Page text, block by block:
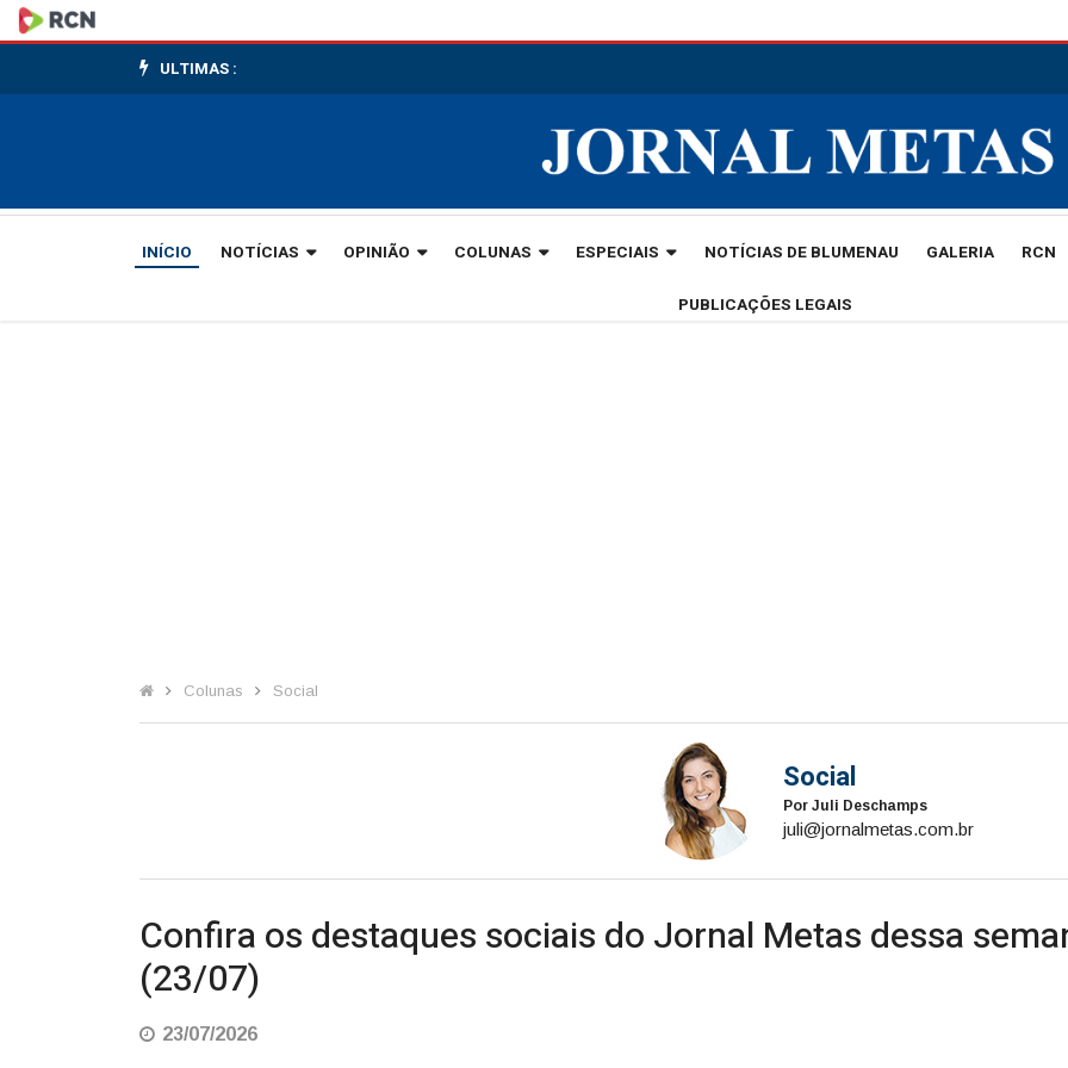
Social
ULTIMAS :
INÍCIO NOTÍCIAS OPINIÃO COLUNAS ESPECIAIS NOTÍCIAS DE BLUMENAU GALERIA RCN
PUBLICAÇÕES LEGAIS
Colunas Social
Social
Por Juli Deschamps
juli@jornalmetas.com.br
Confira os destaques sociais do Jornal Metas dessa
(23/07)
23/07/2026